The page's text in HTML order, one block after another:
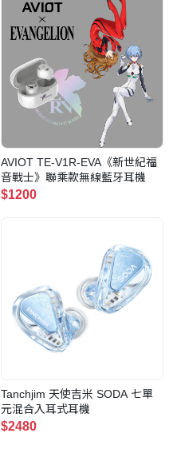
AVIOT TE-V1R-EVA《新世紀福
音戰士》聯乘款無線藍牙耳機
$1200
Tanchjim 天使吉米 SODA 七單
元混合入耳式耳機
$2480